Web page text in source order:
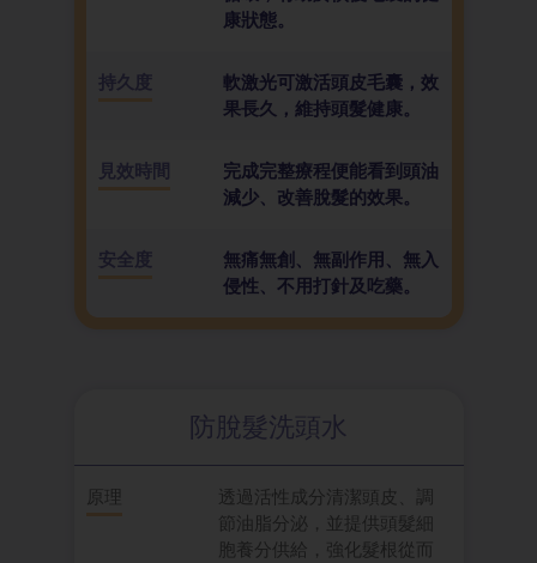
康狀態。
持久度
軟激光可激活頭皮毛囊，效
果長久，維持頭髮健康。
見效時間
完成完整療程便能看到頭油
減少、改善脫髮的效果。
安全度
無痛無創、無副作用、無入
侵性、不用打針及吃藥。
防脫髮洗頭水
原理
透過活性成分清潔頭皮、調
節油脂分泌，並提供頭髮細
胞養分供給，強化髮根從而